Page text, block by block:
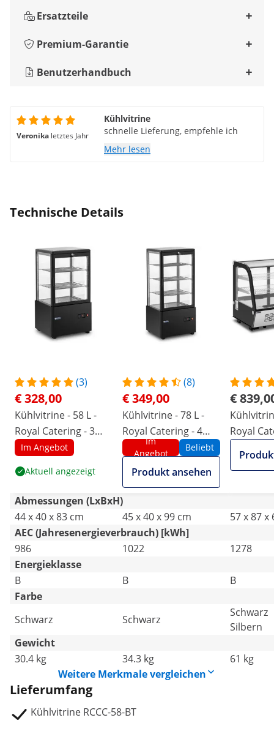
Ersatzteile
Premium-Garantie
Benutzerhandbuch
Veronika letztes Jahr
Kühlvitrine
schnelle Lieferung, empfehle ich
Mehr lesen
Technische Details
(3)
€ 328,00
Kühlvitrine - 58 L -
Royal Catering - 3
Ebenen - schwarz -
Im Angebot
Aktuell angezeigt
(8)
€ 349,00
Kühlvitrine - 78 L -
Royal Catering - 4
Ebenen - schwarz -
abschließbar
Im
Angebot
Beliebt
Produkt ansehen
€
Royal
Abmessungen (LxBxH)
44 x 40 x 83 cm
45 x 40 x 99 cm
57 x 87 x
AEC (Jahresenergieverbrauch) [kWh]
986
1022
1278
Energieklasse
B
B
B
Farbe
Schwarz
Schwarz
Schwarz
Silbern
Gewicht
30.4 kg
34.3 kg
61 kg
Weitere Merkmale vergleichen
Lieferumfang
Kühlvitrine RCCC-58-BT